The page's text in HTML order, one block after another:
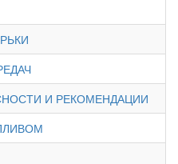
И РЕКОМЕНДАЦИИ